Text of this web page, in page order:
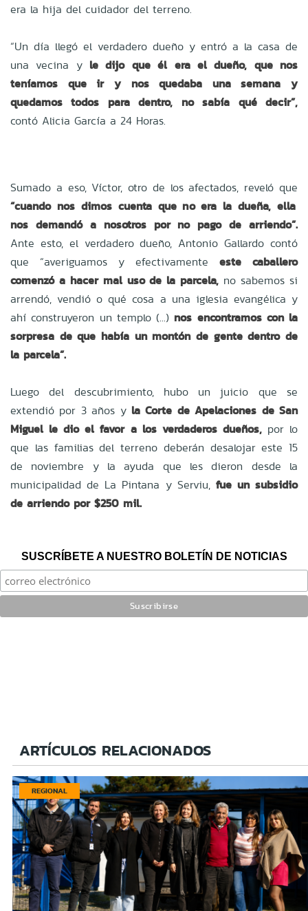
era la hija del cuidador del terreno.
“Un día llegó el verdadero dueño y entró a la casa de
una vecina y le dijo que él era el dueño, que nos
teníamos que ir y nos quedaba una semana y
quedamos todos para dentro, no sabía qué decir”,
contó Alicia García a 24 Horas.
Sumado a eso, Víctor, otro de los afectados, reveló que
“cuando nos dimos cuenta que no era la dueña, ella
nos demandó a nosotros por no pago de arriendo”.
Ante esto, el verdadero dueño, Antonio Gallardo contó
que “averiguamos y efectivamente este caballero
comenzó a hacer mal uso de la parcela, no sabemos si
arrendó, vendió o qué cosa a una iglesia evangélica y
ahí construyeron un templo (...) nos encontramos con la
sorpresa de que había un montón de gente dentro de
la parcela”.
Luego del descubrimiento, hubo un juicio que se
extendió por 3 años yla Corte de Apelaciones de San
Miguel le dio el favor a los verdaderos dueños,por lo
que las familias del terreno deberán desalojar este 15
de noviembre y la ayuda que les dieron desde la
municipalidad de La Pintana y Serviu,fue un subsidio
de arriendo por $250 mil.
SUSCRÍBETE A NUESTRO BOLETÍN DE NOTICIAS
ARTÍCULOS RELACIONADOS
REGIONAL